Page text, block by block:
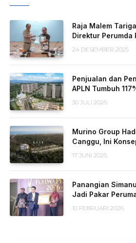
Raja Malem
Direktur Perumda
24 DESEMBER 2025
Penjualan dan
APLN Tumbuh
30 JULI 2026
Murino Group
Canggu, Ini
17 JUNI 2025
Panangian
Jadi Pakar
10 FEBRUARI 2026